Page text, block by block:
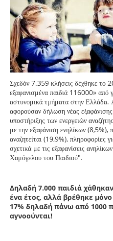
Σχεδόν 7.359 κλήσεις δέχθηκε το
εξαφανισμένα παιδιά 116000» από
αστυνομικά τμήματα στην Ελλάδα.
αφορούσαν δήλωση νέας
υποστήριξης των ενεργειών
με την εξαφάνιση ενηλίκων (8,5%),
αναζητείται (19,9%), πληροφορίες
σχετικά με τις εξαφανίσεις
Χαμόγελου του Παιδιού".
Δηλαδή 7.000 παιδιά
ένα έτος, αλλά βρέθηκε
17% δηλαδή πάνω από 1000
αγνοούνται!